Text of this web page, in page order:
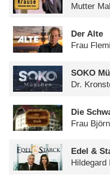
Mutter
Der Alte
Frau
SOKO
Dr.
Die
Frau
Edel &
Hildegard